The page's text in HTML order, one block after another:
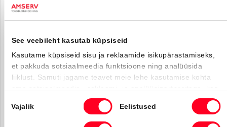
See veebileht kasutab küpsiseid
Kasutame küpsiseid sisu ja reklaamide isikupärastamiseks,
et pakkuda sotsiaalmeedia funktsioone ning analüüsida
liiklust. Samuti jagame teavet meie lehe kasutamise kohta
võivad seda kombineerida muu teabega, mille olete neile
esitanud või mida nad on kogunud kui olete nende
valik
Vajalik Eelistused
Tuleviku tee 14, Rae vald 75312
reg. nr: 10000018
www.amservauto.ee
О нас